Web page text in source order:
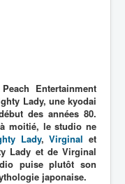
Entertainment
Lady, une kyodai
des années 80.
moitié, le studio ne
Lady,Virginal et
Lady et de Virginal
puise plutôt son
japonaise.